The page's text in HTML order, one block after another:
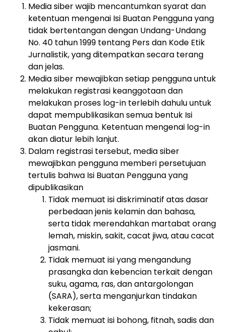
Media siber wajib mencantumkan syarat dan
ketentuan mengenai Isi Buatan Pengguna yang
tidak bertentangan dengan Undang-Undang
No. 40 tahun 1999 tentang Pers dan Kode Etik
Jurnalistik, yang ditempatkan secara terang
dan jelas.
Media siber mewajibkan setiap pengguna untuk
melakukan registrasi keanggotaan dan
melakukan proses log-in terlebih dahulu untuk
dapat mempublikasikan semua bentuk Isi
Buatan Pengguna. Ketentuan mengenai log-in
akan diatur lebih lanjut.
Dalam registrasi tersebut, media siber
mewajibkan pengguna memberi persetujuan
tertulis bahwa Isi Buatan Pengguna yang
dipublikasikan
Tidak memuat isi diskriminatif atas dasar
perbedaan jenis kelamin dan bahasa,
serta tidak merendahkan martabat orang
lemah, miskin, sakit, cacat jiwa, atau cacat
jasmani.
Tidak memuat isi yang mengandung
prasangka dan kebencian terkait dengan
suku, agama, ras, dan antargolongan
(SARA), serta menganjurkan tindakan
kekerasan;
Tidak memuat isi bohong, fitnah, sadis dan